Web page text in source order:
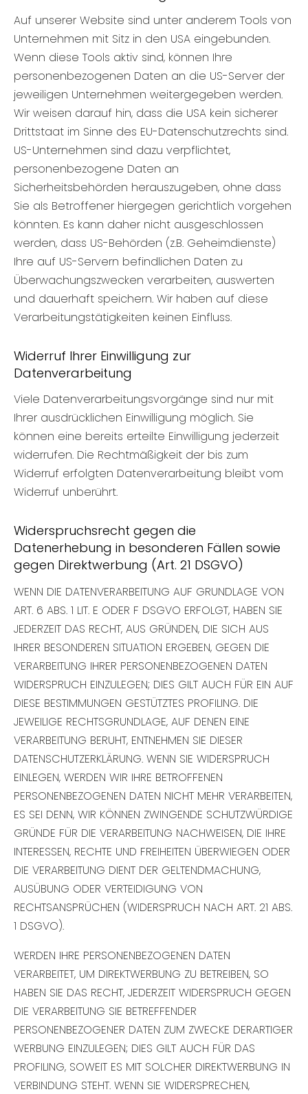
Auf unserer Website sind unter anderem Tools von
Unternehmen mit Sitz in den USA eingebunden.
Wenn diese Tools aktiv sind, können Ihre
personenbezogenen Daten an die US-Server der
jeweiligen Unternehmen weitergegeben werden.
Wir weisen darauf hin, dass die USA kein sicherer
Drittstaat im Sinne des EU-Datenschutzrechts sind.
US-Unternehmen sind dazu verpflichtet,
personenbezogene Daten an
Sicherheitsbehörden herauszugeben, ohne dass
Sie als Betroffener hiergegen gerichtlich vorgehen
könnten. Es kann daher nicht ausgeschlossen
werden, dass US-Behörden (z.B. Geheimdienste)
Ihre auf US-Servern befindlichen Daten zu
Überwachungszwecken verarbeiten, auswerten
und dauerhaft speichern. Wir haben auf diese
Verarbeitungstätigkeiten keinen Einfluss.
Widerruf Ihrer Einwilligung zur
Datenverarbeitung
Viele Datenverarbeitungsvorgänge sind nur mit
Ihrer ausdrücklichen Einwilligung möglich. Sie
können eine bereits erteilte Einwilligung jederzeit
widerrufen. Die Rechtmäßigkeit der bis zum
Widerruf erfolgten Datenverarbeitung bleibt vom
Widerruf unberührt.
Widerspruchsrecht gegen die
Datenerhebung in besonderen Fällen sowie
gegen Direktwerbung (Art. 21 DSGVO)
WENN DIE DATENVERARBEITUNG AUF GRUNDLAGE VON
ART. 6 ABS. 1 LIT. E ODER F DSGVO ERFOLGT, HABEN SIE
JEDERZEIT DAS RECHT, AUS GRÜNDEN, DIE SICH AUS
IHRER BESONDEREN SITUATION ERGEBEN, GEGEN DIE
VERARBEITUNG IHRER PERSONENBEZOGENEN DATEN
WIDERSPRUCH EINZULEGEN; DIES GILT AUCH FÜR EIN AUF
DIESE BESTIMMUNGEN GESTÜTZTES PROFILING. DIE
JEWEILIGE RECHTSGRUNDLAGE, AUF DENEN EINE
VERARBEITUNG BERUHT, ENTNEHMEN SIE DIESER
DATENSCHUTZERKLÄRUNG. WENN SIE WIDERSPRUCH
EINLEGEN, WERDEN WIR IHRE BETROFFENEN
PERSONENBEZOGENEN DATEN NICHT MEHR VERARBEITEN,
ES SEI DENN, WIR KÖNNEN ZWINGENDE SCHUTZWÜRDIGE
GRÜNDE FÜR DIE VERARBEITUNG NACHWEISEN, DIE IHRE
INTERESSEN, RECHTE UND FREIHEITEN ÜBERWIEGEN ODER
DIE VERARBEITUNG DIENT DER GELTENDMACHUNG,
AUSÜBUNG ODER VERTEIDIGUNG VON
RECHTSANSPRÜCHEN (WIDERSPRUCH NACH ART. 21 ABS.
1 DSGVO).
WERDEN IHRE PERSONENBEZOGENEN DATEN
VERARBEITET, UM DIREKTWERBUNG ZU BETREIBEN, SO
HABEN SIE DAS RECHT, JEDERZEIT WIDERSPRUCH GEGEN
DIE VERARBEITUNG SIE BETREFFENDER
PERSONENBEZOGENER DATEN ZUM ZWECKE DERARTIGER
WERBUNG EINZULEGEN; DIES GILT AUCH FÜR DAS
PROFILING, SOWEIT ES MIT SOLCHER DIREKTWERBUNG IN
VERBINDUNG STEHT. WENN SIE WIDERSPRECHEN,